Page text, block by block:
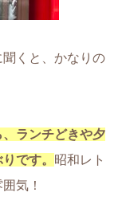
聞くと、かなりの
ランチどきや夕
です。 昭和レト
気！